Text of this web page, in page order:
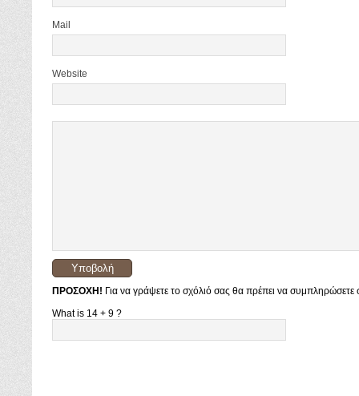
Mail
Website
ΠΡΟΣΟΧΗ! Για να γράψετε το σχόλιό σας θα πρέπει να
What is 14 + 9 ?